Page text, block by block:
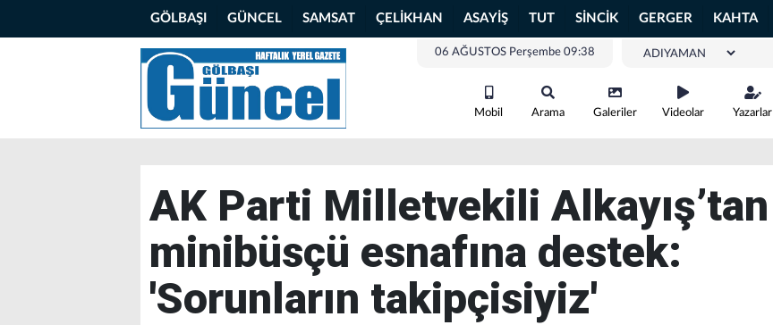
GÖLBAŞI GÜNCEL SAMSAT ÇELİKHAN ASAYİŞ TUT SİNCİK GERGER KAHTA
06 AĞUSTOS Perşembe 09:38
Mobil Arama Galeriler Videolar Yazarlar
AK Parti Milletvekili Alkayış’tan
minibüsçü esnafına destek:
'Sorunların takipçisiyiz'